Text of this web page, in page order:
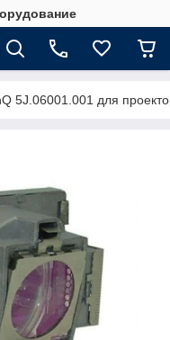
5J.06001.001 для